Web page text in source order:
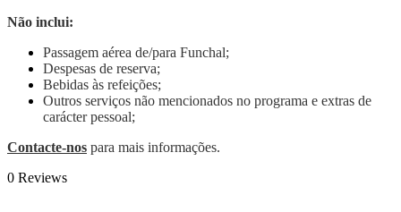
Não inclui:
Passagem aérea de/para Funchal;
Despesas de reserva;
Bebidas às refeições;
Outros serviços não mencionados no programa e extras de
carácter pessoal;
Contacte-nos para mais informações.
0 Reviews